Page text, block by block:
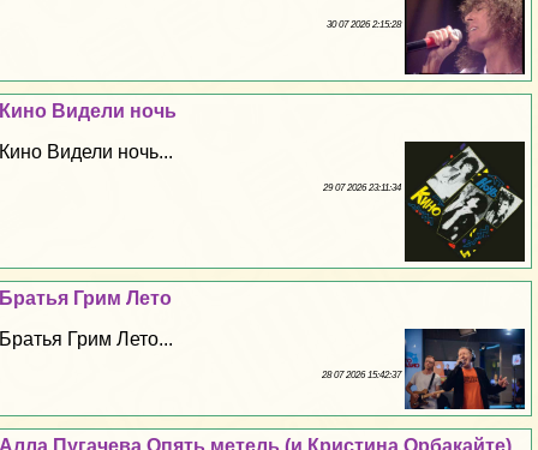
30 07 2026 2:15:28
Кино Видели ночь
Кино Видели ночь...
29 07 2026 23:11:34
Братья Грим Лето
Братья Грим Лето...
28 07 2026 15:42:37
Алла Пугачева Опять метель (и Кристина Орбакайте)